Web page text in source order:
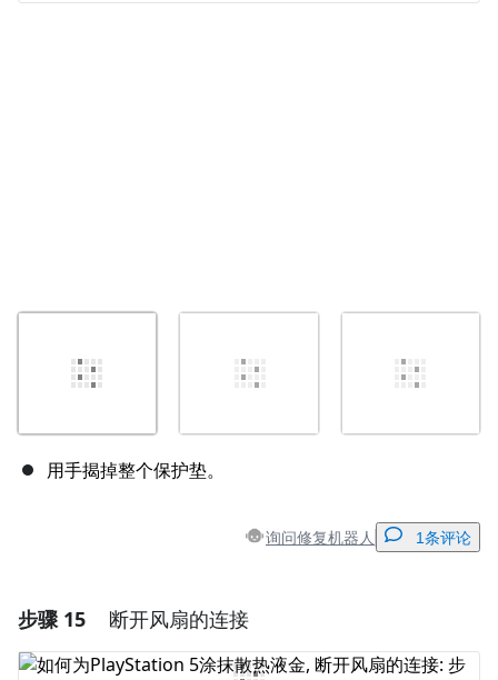
用手揭掉整个保护垫。
询问修复机器人 1条评论
添加一条评论
步骤 15 断开风扇的连接